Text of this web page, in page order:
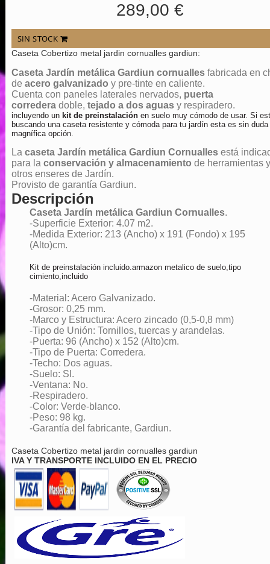
289,00 €
SIN STOCK
Caseta Cobertizo metal jardin cornualles gardiun:
Caseta Jardín metálica Gardiun cornuallesfabricada en
de acero galvanizado y pre-tinte en caliente.
Cuenta con paneles laterales nervados, puerta
correderadoble, tejado a dos aguasy respiradero.
incluyendo un kit de preinstalaciónen suelo muy cómodo de usar. Si
buscando una caseta resistente y cómoda para tu jardín esta es sin duda
magnífica opción.
La caseta Jardín metálica Gardiun Cornuallesestá
para la conservación y almacenamiento de herramientas y
otros enseres de Jardín.
Provisto de garantía Gardiun.
Descripción
Caseta Jardín metálica Gardiun Cornualles.
-Superficie Exterior: 4.07 m2.
-Medida Exterior: 213 (Ancho) x 191 (Fondo) x 195
(Alto)cm.
Kit de preinstalación incluido.armazon metalico de suelo,tipo
cimiento,incluido
-Material: Acero Galvanizado.
-Grosor: 0,25 mm.
-Marco y Estructura: Acero zincado (0,5-0,8 mm)
-Tipo de Unión: Tornillos, tuercas y arandelas.
-Puerta: 96 (Ancho) x 152 (Alto)cm.
-Tipo de Puerta: Corredera.
-Techo: Dos aguas.
-Suelo: SI.
-Ventana: No.
-Respiradero.
-Color: Verde-blanco.
-Peso: 98 kg.
-Garantía del fabricante, Gardiun.
Caseta Cobertizo metal jardin cornualles gardiun
IVA Y TRANSPORTE INCLUIDO EN EL PRECIO